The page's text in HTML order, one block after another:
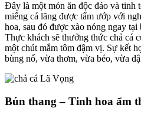
Đây là một món ăn độc đáo và tinh
miếng cá lăng được tẩm ướp với
hoa, sau đó được xào nóng ngay
Thực khách sẽ thưởng thức chả cá
một chút mắm tôm đậm vị. Sự kết
bùng nổ, vừa thơm, vừa béo, vừa
Bún thang – Tinh hoa ẩm